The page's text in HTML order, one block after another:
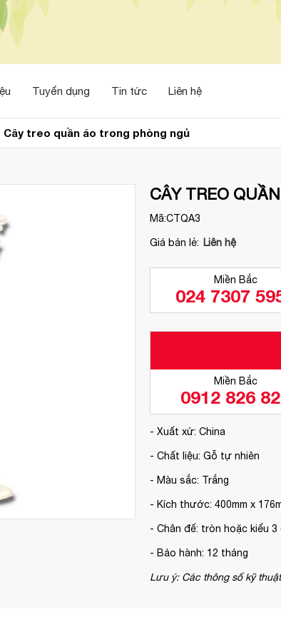
Tuyển dụng Tin tức Liên hệ
Cây treo quần áo trong phòng ngủ
CÂY TREO
Mã:CTQA3
Giá bán lẻ: Liên hệ
Miền Bắc
024 7307
Miền Bắc
0912 826
- Xuất xứ: China
- Chất liệu: Gỗ tự nhiên
- Màu sắc: Trắng
- Kích thước: 400mm x
- Chân đế: tròn hoặc kiểu 3
- Bảo hành: 12 tháng
Lưu ý: Các thông số kỹ